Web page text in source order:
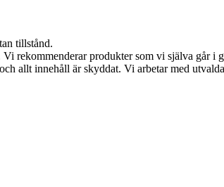
tillstånd.
rekommenderar produkter som vi själva går i
allt innehåll är skyddat. Vi arbetar med